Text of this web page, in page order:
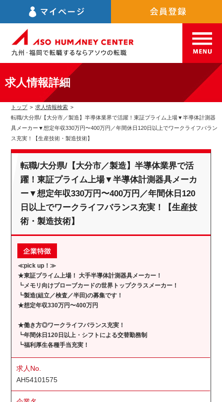
求人情報詳細
トップ > 求人情報検索 >
転職/大分県/【大分市／製造】半導体業界で活躍！東証プライム上場▼半導体計測器
具メーカー▼想定年収330万円〜400万円／年間休日120日以上でワークライフバラン
ス充実！【生産技術・製造技術】
転職/大分県/【大分市／製造】半導体業界で活
躍！東証プライム上場▼半導体計測器具メーカ
ー▼想定年収330万円〜400万円／年間休日120
日以上でワークライフバランス充実！【生産技
術・製造技術】
≪pick up！≫
★東証プライム上場！ 大手半導体計測器具メーカー！
┗メモリ向けプローブカードの世界トップクラスメーカー！
┗製造(組立／検査／半田)の募集です！
★想定年収330万円〜400万円
★働き方◎ワークライフバランス充実！
┗年間休日120日以上・シフトによる交替勤務制
┗福利厚生各種手当充実！
求人No.
AH54101575